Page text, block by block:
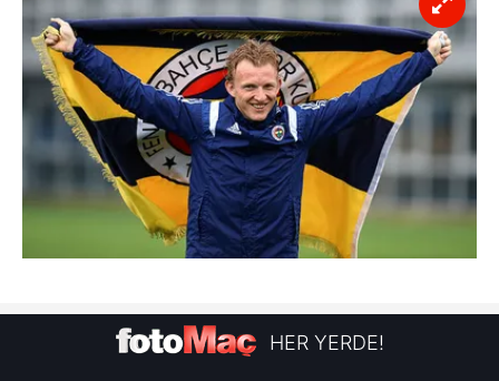
HER YERDE!